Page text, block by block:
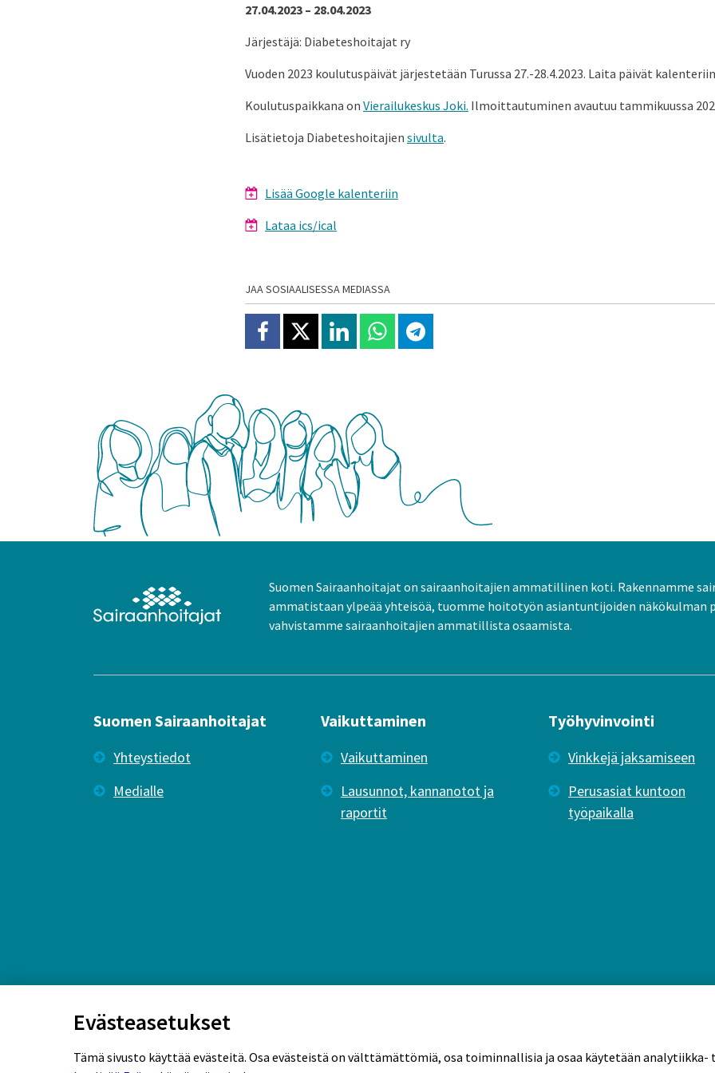
27.04.2023 – 28.04.2023
Järjestäjä: Diabeteshoitajat ry
Vuoden 2023 koulutuspäivät järjestetään Turussa 27.-28.4.2023. Laita päivät
Koulutuspaikkana on Vierailukeskus Joki. Ilmoittautuminen avautuu tammikuussa
Lisätietoja Diabeteshoitajien sivulta.
Lisää Google kalenteriin
Lataa ics/ical
JAA SOSIAALISESSA MEDIASSA
Jaa Facebookissa
Jaa X:ssäJaa Linkedinissä
Jaa Whatsappissa
Jaa Telegramissa
Suomen Sairaanhoitajat on sairaanhoitajien ammatillinen koti. Rakennamme
ammatistaan ylpeää yhteisöä, tuomme hoitotyön asiantuntijoiden näkökulman
vahvistamme sairaanhoitajien ammatillista osaamista.
Suomen Sairaanhoitajat
Yhteystiedot
Medialle
Vaikuttaminen
Vaikuttaminen
Lausunnot, kannanotot ja
raportit
Työhyvinvointi
Vinkkejä jaksamiseen
Perusasiat kuntoon
työpaikalla
Evästeasetukset
Tämä sivusto käyttää evästeitä. Osa evästeistä on välttämättömiä, osa toiminnallisia ja osaa käytetään